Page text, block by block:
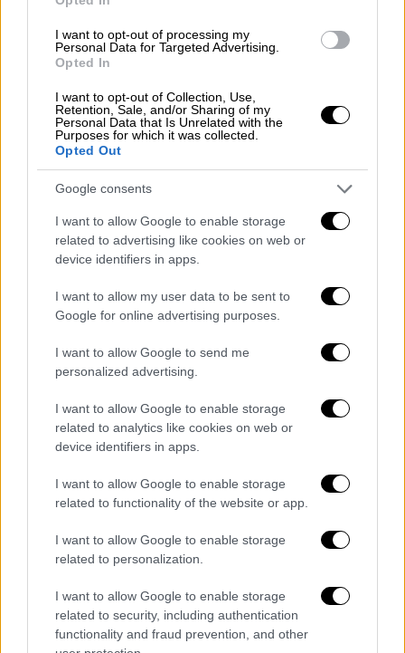
I want to opt-out of processing my
Personal Data for Targeted Advertising.
Opted In
I want to opt-out of Collection, Use,
Retention, Sale, and/or Sharing of my
Personal Data that Is Unrelated with the
Purposes for which it was collected.
Opted Out
Google consents
I want to allow Google to enable storage
related to advertising like cookies on web or
device identifiers in apps.
I want to allow my user data to be sent to
Google for online advertising purposes.
I want to allow Google to send me
personalized advertising.
I want to allow Google to enable storage
related to analytics like cookies on web or
device identifiers in apps.
I want to allow Google to enable storage
related to functionality of the website or app.
I want to allow Google to enable storage
related to personalization.
I want to allow Google to enable storage
related to security, including authentication
functionality and fraud prevention, and other
Σωκράτη Τσαντίρη, που ώθησε την υπόθεση,
αλλά και πολλές μαρτυρικές καταθέσεις για
τη βαναυσότητα σε βάρος του θύματος,
γράφει το dikastiko.gr.
Τα αδικήματα που αντιμετωπίζουν οι
τρεις κατηγορούμενες
πατέρας της Φαίης
προσπαθούσε να βρει
τον δολοφόνοτου παιδιού του, ψάχνοντας
πληροφορίες για το διαμέρισμα -
«κολαστήριο» όπου έμενε, με τον ίδιο να
καταγγέλλει ότι η κόρη του είχε πέσει θύμα
εκμετάλλευσης και μαστροπείας.
Οι τρεις κατηγορούμενες αντιμετωπίζουν
κατά περίπτωση τα αδικήματα της
ανθρωποκτονίαςαπό πρόθεση διά ενέργειας
και με παράλειψη, εμπορίας ανθρώπωνκατ’
επάγγελμα,διακοπής κύησης
κακουργήματος, επικίνδυνης σωματικής
βλάβης αδύναμου ατόμου, απλής σωματική
εμπορία ανθρώπων.
σπιτονοικοκυρά, καθώς η 23χρονη όταν
δολοφονήθηκεκυοφορούσε το τέταρτο